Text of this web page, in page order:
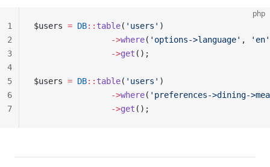
php
$users = DB:: table( 'users' )
                ->
where( 'options->language' ,
'en'
                ->
get ();
$users = DB:: table( 'users' )
                ->
where( 'preferences->dining-
                ->
get ();
1
2
3
4
5
6
7